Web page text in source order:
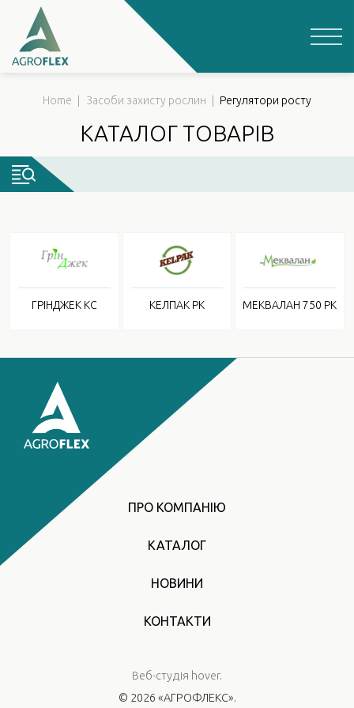
content
Home Засоби захисту рослин Регулятори росту
ГРІНДЖЕК КС КЕЛПАК РК МЕКВАЛАН 750 РК
ПРО КОМПАНІЮ
КАТАЛОГ
НОВИНИ
КОНТАКТИ
Веб-студія hover.
© 2026 «АГРОФЛЕКС».